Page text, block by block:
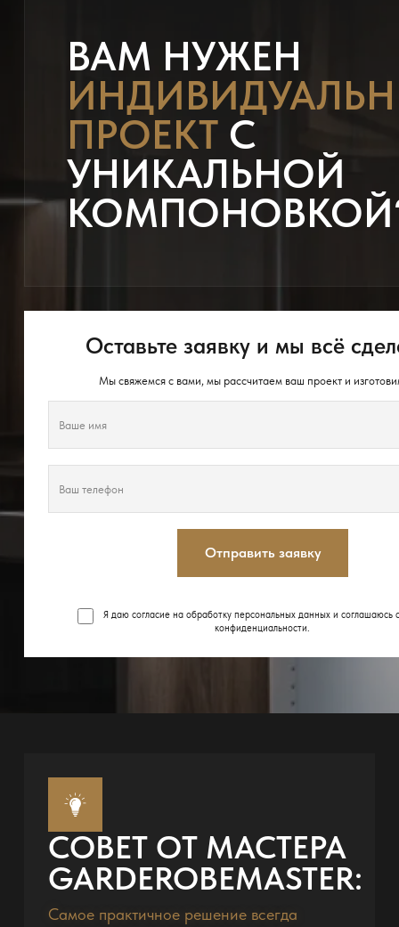
ВАМ НУЖЕН
ПРОЕКТС
УНИКАЛЬНОЙ
Оставьте заявку и мы всё
Мы свяжемся с вами, мы рассчитаем ваш проект и
Отправить заявку
Я даю согласие на обработку персональных данных и соглашаюсь
конфиденциальности.
СОВЕТ ОТ МАСТЕРА
GARDEROBEMASTER:
Самое практичное решение всегда